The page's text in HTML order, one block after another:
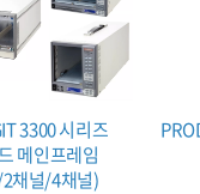
3300 시리즈
메인프레임
채널/4채널)